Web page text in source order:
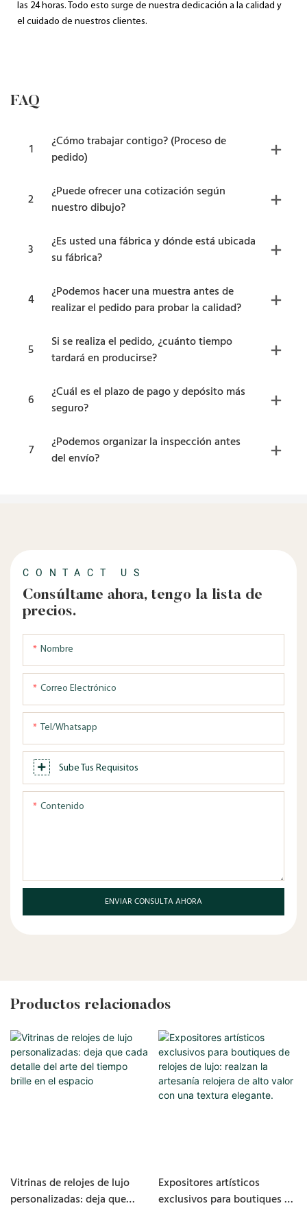
las 24 horas. Todo esto surge de nuestra dedicación a la calidad y
el cuidado de nuestros clientes.
FAQ
1
¿Cómo trabajar contigo? (Proceso de
pedido)
2
¿Puede ofrecer una cotización según
nuestro dibujo?
3
¿Es usted una fábrica y dónde está ubicada
su fábrica?
4
¿Podemos hacer una muestra antes de
realizar el pedido para probar la calidad?
5
Si se realiza el pedido, ¿cuánto tiempo
tardará en producirse?
6
¿Cuál es el plazo de pago y depósito más
seguro?
7
¿Podemos organizar la inspección antes
del envío?
CONTACT US
Consúltame ahora, tengo la lista de
precios.
Nombre
Correo Electrónico
Tel/whatsapp
Sube Tus Requisitos
Contenido
ENVIAR CONSULTA AHORA
Productos relacionados
Vitrinas de relojes de lujo
personalizadas: deja que
Expositores artísticos
exclusivos para boutiques de